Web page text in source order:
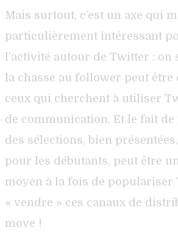
Mais surtout, c’est un axe qui
particulièrement intéressant
l’activité autour de Twitter : on
la chasse au follower peut
ceux qui cherchent à utiliser
de communication. Et le fait
des sélections, bien
pour les débutants, peut être
moyen à la fois de populariser
« vendre » ces canaux de
move !